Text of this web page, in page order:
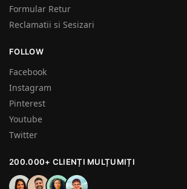
Formular Retur
Reclamatii si Sesizari
FOLLOW
Facebook
Instagram
Pinterest
Youtube
Twitter
200.000+ CLIENȚI MULȚUMIȚI